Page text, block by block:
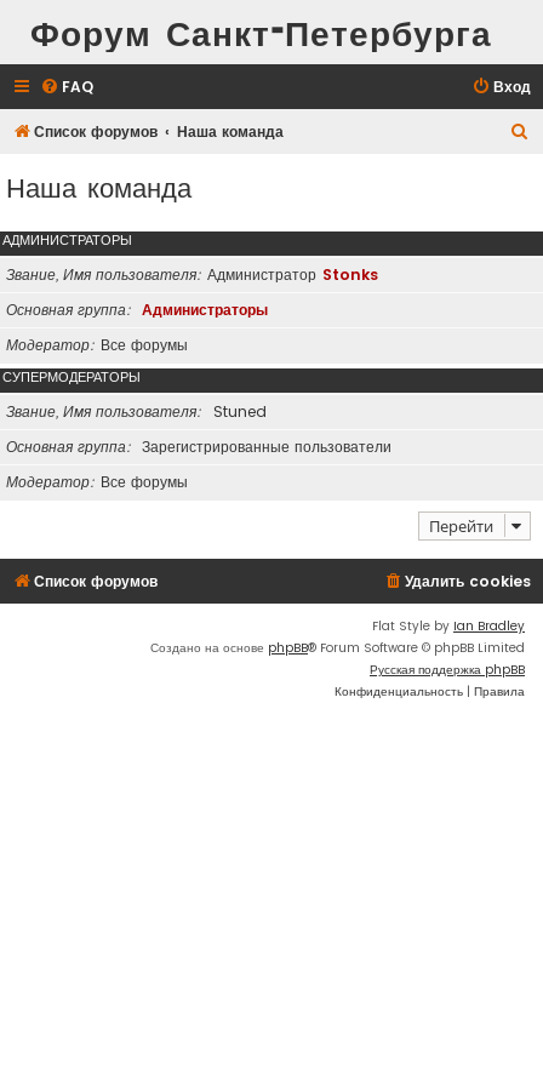
Форум Санкт-Петербурга
FAQ Вход
Список форумов Наша команда
к
Наша команда
АДМИНИСТРАТОРЫ
Звание, Имя пользователя Администратор Stonks
Основная группа
Администраторы
Модератор Все форумы
СУПЕРМОДЕРАТОРЫ
Звание, Имя пользователя
Stuned
Основная группа
Зарегистрированные пользователи
Модератор Все форумы
Перейти
Список форумов Удалить cookies
Flat Style by Ian Bradley
Создано на основе phpBB® Forum Software © phpBB Limited
Русская поддержка phpBB
Конфиденциальность | Правила